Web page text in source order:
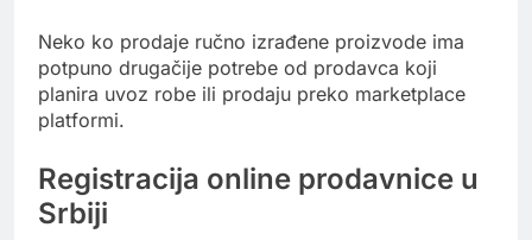
Neko ko prodaje ručno izrađene proizvode ima
potpuno drugačije potrebe od prodavca koji
planira uvoz robe ili prodaju preko marketplace
platformi.
Registracija online prodavnice u
Srbiji